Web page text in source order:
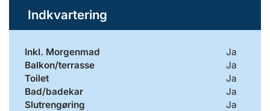
Indkvartering
Inkl. Morgenmad
Ja
Balkon/terrasse
Ja
Toilet
Ja
Bad/badekar
Ja
Slutrengøring
Ja